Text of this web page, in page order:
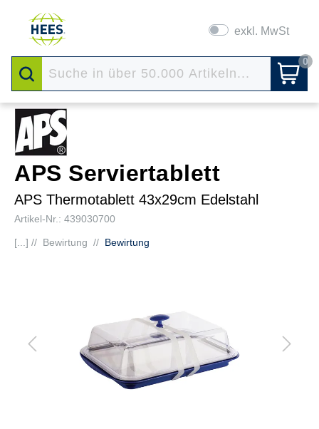
exkl. MwSt
0
APS Serviertablett
APS Thermotablett 43x29cm Edelstahl
Artikel-Nr.: 439030700
[...] // Bewirtung // Bewirtung